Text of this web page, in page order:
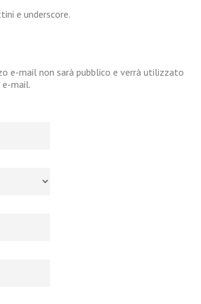
e underscore.
e-mail non sarà pubblico e verrà utilizzato
mail.